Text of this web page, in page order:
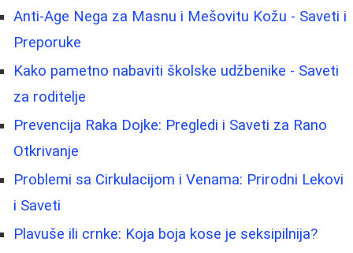
Anti-Age Nega za Masnu i Mešovitu Kožu - Saveti i
Preporuke
Kako pametno nabaviti školske udžbenike - Saveti
za roditelje
Prevencija Raka Dojke: Pregledi i Saveti za Rano
Otkrivanje
Problemi sa Cirkulacijom i Venama: Prirodni Lekovi
i Saveti
Plavuše ili crnke: Koja boja kose je seksipilnija?